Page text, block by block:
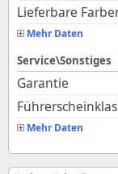
Lieferbare
Mehr Daten
Service\Sonstiges
Garantie
Mehr Daten